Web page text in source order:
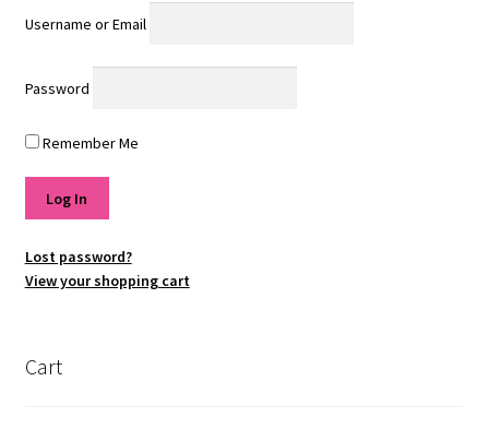
Username or Email
Password
Remember Me
Lost password?
View your shopping cart
Cart